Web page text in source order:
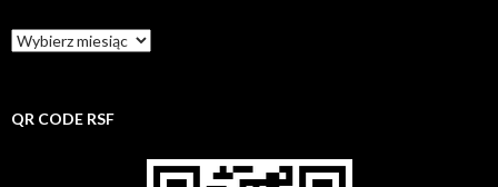
Archiwum
rsf
QR CODE RSF